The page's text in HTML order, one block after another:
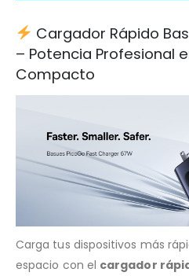
Cargador Rápido
– Potencia Profesional
Compacto
Carga tus dispositivos más
espacio con el cargador